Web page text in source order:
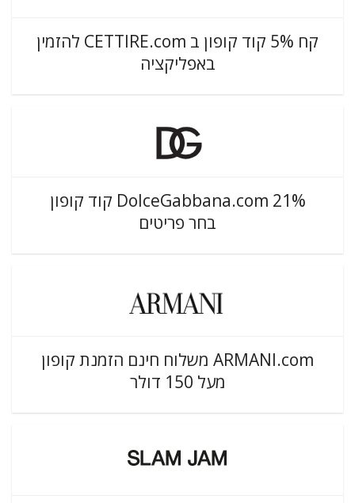
קח 5% קוד קופון ב CETTIRE.com להזמין
באפליקציה
DolceGabbana.com 21% קוד קופון
בחר פריטים
ARMANI.com משלוח חינם הזמנת קופון
מעל 150 דולר